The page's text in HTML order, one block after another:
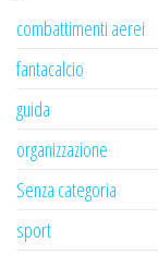
combattimenti aerei
fantacalcio
guida
organizzazione
Senza categoria
sport